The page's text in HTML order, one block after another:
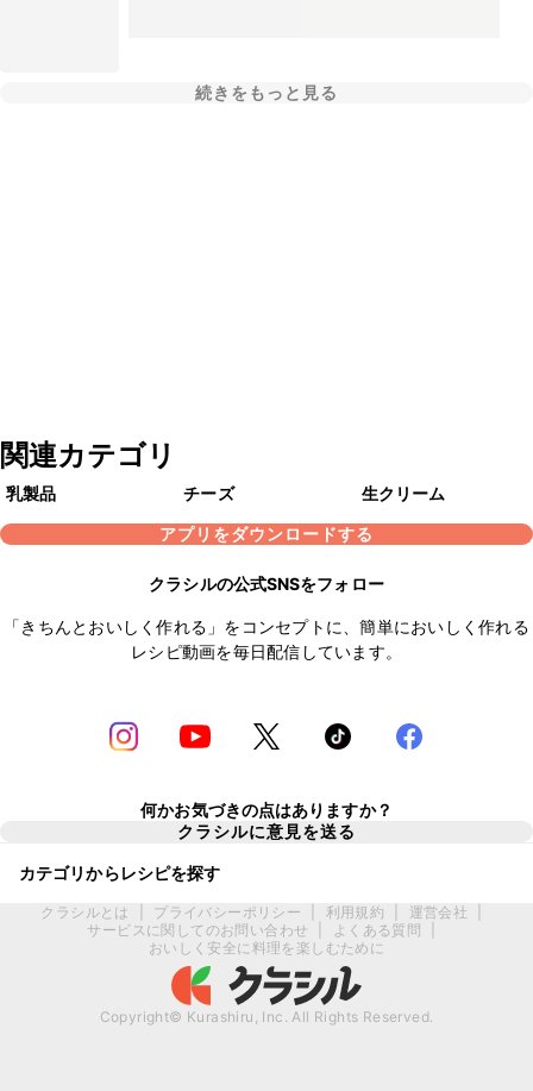
続きをもっと見る
関連カテゴリ
乳製品 チーズ
生クリーム
アプリをダウンロードする
クラシルの公式SNSをフォロー
「きちんとおいしく作れる」をコンセプトに、簡単においしく作れる
レシピ動画を毎日配信しています。
何かお気づきの点はありますか？
クラシルに意見を送る
カテゴリからレシピを探す
クラシルとは プライバシーポリシー 利用規約 運営会社
サービスに関してのお問い合わせ
よくある質問
おいしく安全に料理を楽しむために
Copyright© Kurashiru, Inc. All Rights Reserved.